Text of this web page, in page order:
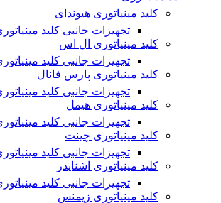
کلید مینیاتوری هیوندای
تجهیزات جانبی کلید
کلید مینیاتوری ال اس
تجهیزات جانبی کلید
کلید مینیاتوری پارس فانال
تجهیزات جانبی کلید
کلید مینیاتوری هیمل
تجهیزات جانبی کلید
کلید مینیاتوری چینت
تجهیزات جانبی کلید
کلید مینیاتوری اشنایدر
تجهیزات جانبی کلید
کلید مینیاتوری زیمنس